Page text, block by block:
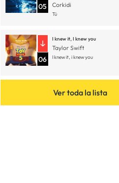
05
Corkidi
Tú
06
I knew it, I knew you
Taylor Swift
I knew it, i knew you
Ver toda la lista